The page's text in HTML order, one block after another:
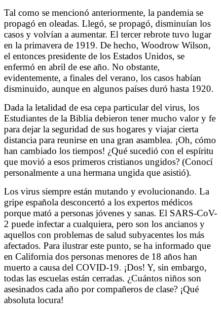
Tal como se mencionó anteriormente, la pandemia se
propagó en oleadas. Llegó, se propagó, disminuían los
casos y volvían a aumentar. El tercer rebrote tuvo lugar
en la primavera de 1919. De hecho, Woodrow Wilson,
el entonces presidente de los Estados Unidos, se
enfermó en abril de ese año. No obstante,
evidentemente, a finales del verano, los casos habían
disminuido, aunque en algunos países duró hasta 1920.
Dada la letalidad de esa cepa particular del virus, los
Estudiantes de la Biblia debieron tener mucho valor y fe
para dejar la seguridad de sus hogares y viajar cierta
distancia para reunirse en una gran asamblea. ¡Oh, cómo
han cambiado los tiempos! ¿Qué sucedió con el espíritu
que movió a esos primeros cristianos ungidos? (Conocí
personalmente a una hermana ungida que asistió).
Los virus siempre están mutando y evolucionando. La
gripe española desconcertó a los expertos médicos
porque mató a personas jóvenes y sanas. El SARS-CoV-
2 puede infectar a cualquiera, pero son los ancianos y
aquellos con problemas de salud subyacentes los más
afectados. Para ilustrar este punto, se ha informado que
en California dos personas menores de 18 años han
muerto a causa del COVID-19. ¡Dos! Y, sin embargo,
todas las escuelas están cerradas. ¿Cuántos niños son
asesinados cada año por compañeros de clase? ¡Qué
absoluta locura!